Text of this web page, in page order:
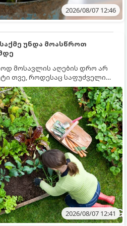
2026/08/07 12:46
საქმე უნდა მოასწროთ
მოსავლის აღების დრო არ
თვე, როდესაც საფუძველი
და ბაღი მზადდება
იმისათვის, რომ
ხოლო მცენარეებმა
ბოლომდე 5
უნდა მოასწროთ:
2026/08/07 12:41